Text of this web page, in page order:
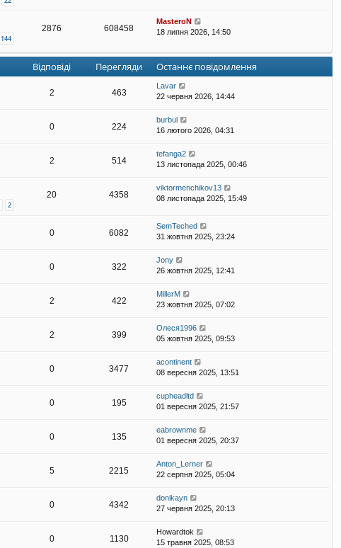
144
2876 608458
MasteroN
18 липня 2026, 14:50
Відповіді Перегляди Останнє повідомлення
2 463
Lavar
22 червня 2026, 14:44
0 224
burbul
16 лютого 2026, 04:31
2 514
tefanga2
13 листопада 2025, 00:46
2
20 4358
viktormenchikov13
08 листопада 2025, 15:49
0 6082
SemTeched
31 жовтня 2025, 23:24
0 322
Jony
26 жовтня 2025, 12:41
2 422
MillerM
23 жовтня 2025, 07:02
2 399
Олеся1996
05 жовтня 2025, 09:53
0 3477
acontinent
08 вересня 2025, 13:51
0 195
cupheadltd
01 вересня 2025, 21:57
0 135
eabrownme
01 вересня 2025, 20:37
5 2215
Anton_Lerner
22 серпня 2025, 05:04
0 4342
donikayn
27 червня 2025, 20:13
0 1130
Howardtok
15 травня 2025, 08:53